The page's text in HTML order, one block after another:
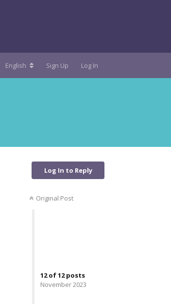
English Sign Up Log In
Log In to Reply
Original Post
12of12posts
November 2023